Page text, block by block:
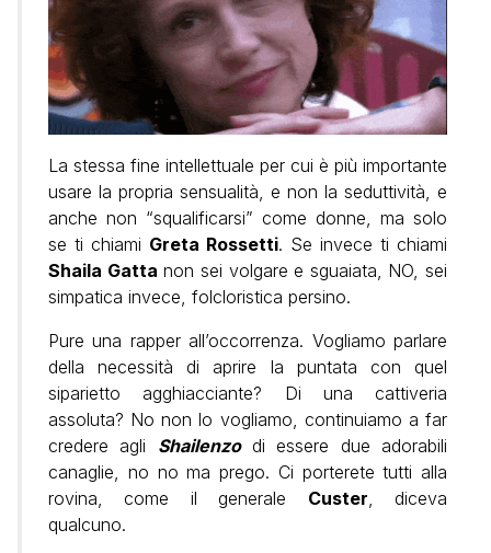
La stessa fine intellettuale per cui è più importante
usare la propria sensualità, e non la seduttività, e
anche non “squalificarsi” come donne, ma solo
se ti chiami Greta Rossetti. Se invece ti chiami
Shaila Gatta non sei volgare e sguaiata, NO, sei
simpatica invece, folcloristica persino.
Pure una rapper all’occorrenza. Vogliamo parlare
della necessità di aprire la puntata con quel
siparietto agghiacciante? Di una cattiveria
assoluta? No non lo vogliamo, continuiamo a far
credere agli Shailenzodi essere due adorabili
canaglie, no no ma prego. Ci porterete tutti alla
rovina, come il generale Custer, diceva
qualcuno.